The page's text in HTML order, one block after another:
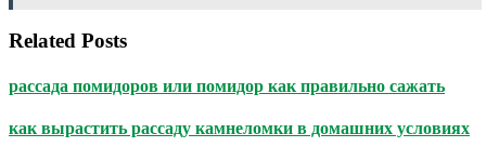
Related Posts
рассада помидоров или помидор как правильно сажать
как вырастить рассаду камнеломки в домашних условиях